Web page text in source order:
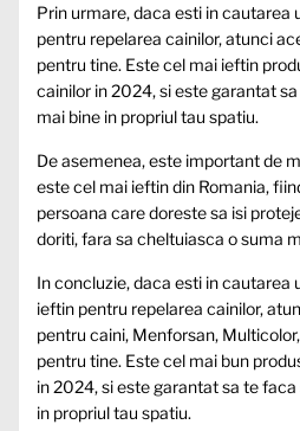
Prin urmare, daca esti in cautarea
pentru repelarea cainilor, atunci
pentru tine. Este cel mai ieftin
cainilor in 2024, si este garantat
mai bine in propriul tau spatiu.
De asemenea, este important de
este cel mai ieftin din Romania,
persoana care doreste sa isi
doriti, fara sa cheltuiasca o suma
In concluzie, daca esti in cautarea
ieftin pentru repelarea cainilor,
pentru caini, Menforsan,
pentru tine. Este cel mai bun
in 2024, si este garantat sa te
in propriul tau spatiu.